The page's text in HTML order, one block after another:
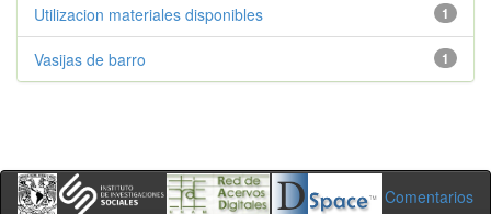
1
Utilizacion materiales disponibles
1
Vasijas de barro
Comentarios